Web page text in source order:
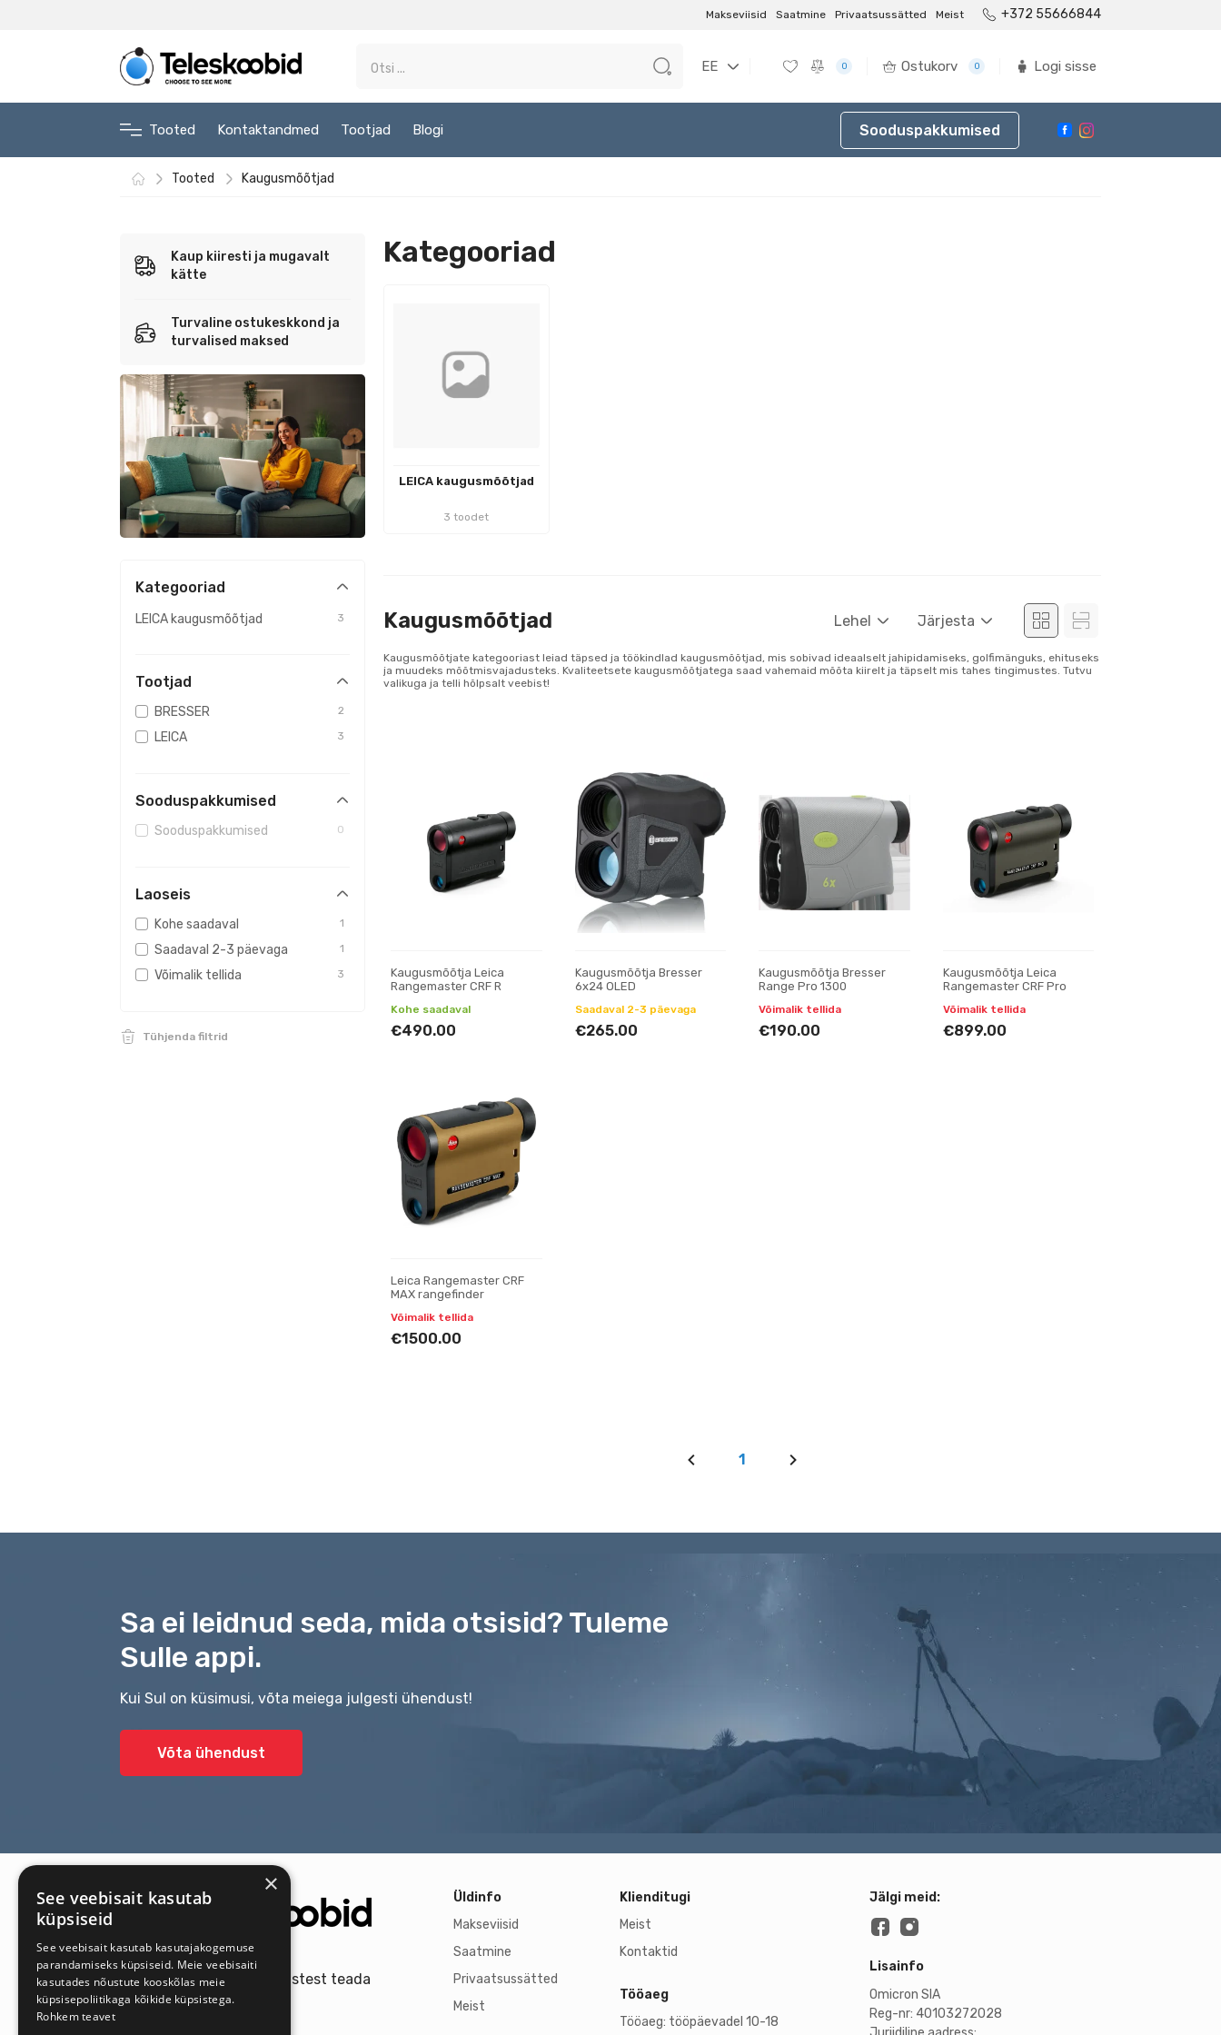
Makseviisid Saatmine Privaatsussätted Meist +372 55666844
EE 0 Ostukorv 0 Logi sisse
Tooted Kontaktandmed Tootjad Blogi Sooduspakkumised
Tooted Kaugusmõõtjad
Kaup kiiresti ja mugavalt
kätte
Turvaline ostukeskkond ja
turvalised maksed
Kategooriad
LEICA kaugusmõõtjad 3
Tootjad
BRESSER 2
LEICA 3
Sooduspakkumised
Sooduspakkumised 0
Laoseis
Kohe saadaval 1
Saadaval 2-3 päevaga 1
Võimalik tellida 3
Tühjenda filtrid
Kategooriad
LEICA kaugusmõõtjad
3 toodet
Kaugusmõõtjad Lehel Järjesta
Kaugusmõõtjate kategooriast leiad täpsed ja töökindlad kaugusmõõtjad, mis sobivad ideaalselt jahipidamiseks, golfimänguks, ehituseks
ja muudeks mõõtmisvajadusteks. Kvaliteetsete kaugusmõõtjatega saad vahemaid mõõta kiirelt ja täpselt mis tahes tingimustes. Tutvu
valikuga ja telli hõlpsalt veebist!
Kaugusmõõtja Leica
Rangemaster CRF R
Kohe saadaval
€490.00
Kaugusmõõtja Bresser
6x24 OLED
Saadaval 2-3 päevaga
€265.00
Kaugusmõõtja Bresser
Range Pro 1300
Võimalik tellida
€190.00
Kaugusmõõtja Leica
Rangemaster CRF Pro
Võimalik tellida
€899.00
Leica Rangemaster CRF
MAX rangefinder
Võimalik tellida
€1500.00
1
Sa ei leidnud seda, mida otsisid? Tuleme
Sulle appi.
Kui Sul on küsimusi, võta meiega julgesti ühendust!
Võta ühendust
Saa meie uutest pakkumistest teada
esimesena!
Üldinfo
Makseviisid
Saatmine
Privaatsussätted
Meist
Klienditugi
Meist
Kontaktid
Tööaeg
Tööaeg: tööpäevadel 10-18
Jälgi meid:
Lisainfo
Omicron SIA
Reg-nr: 40103272028
×
See veebisait kasutab
küpsiseid
See veebisait kasutab kasutajakogemuse
parandamiseks küpsiseid. Meie veebisaiti
kasutades nõustute kooskõlas meie
küpsisepoliitikaga kõikide küpsistega.
Rohkem teavet